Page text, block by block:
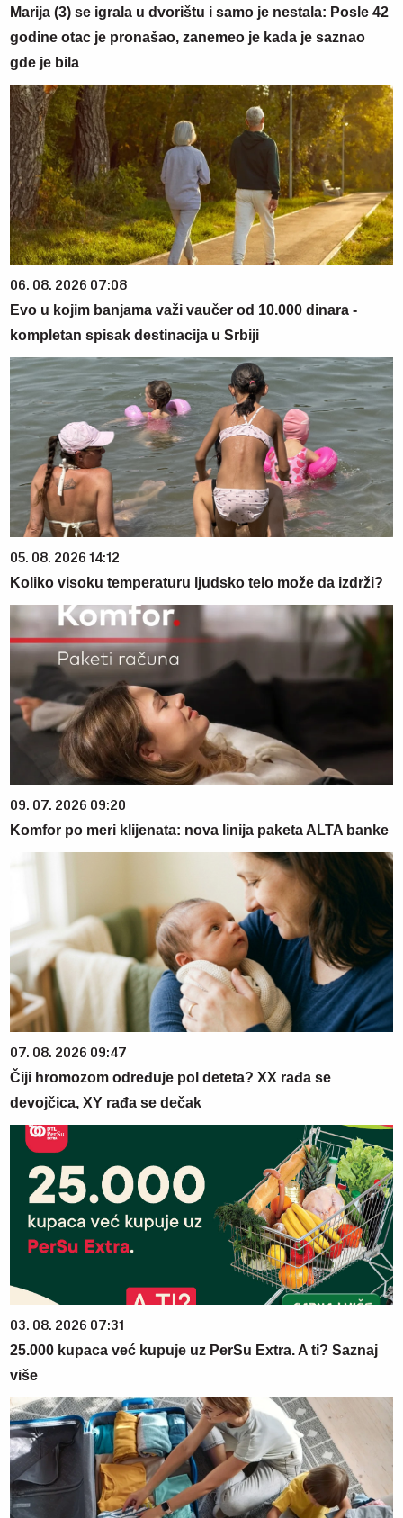
Marija (3) se igrala u dvorištu i samo je nestala: Posle 42
godine otac je pronašao, zanemeo je kada je saznao
gde je bila
06. 08. 2026 07:08
Evo u kojim banjama važi vaučer od 10.000 dinara -
kompletan spisak destinacija u Srbiji
05. 08. 2026 14:12
Koliko visoku temperaturu ljudsko telo može da izdrži?
09. 07. 2026 09:20
Komfor po meri klijenata: nova linija paketa ALTA banke
07. 08. 2026 09:47
Čiji hromozom određuje pol deteta? XX rađa se
devojčica, XY rađa se dečak
03. 08. 2026 07:31
25.000 kupaca već kupuje uz PerSu Extra. A ti? Saznaj
više